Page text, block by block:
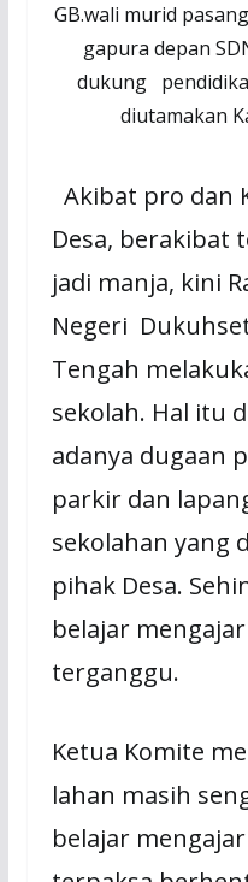
GB.wali murid
gapura depan
dukung
diutamakan
Akibat pro dan
Desa, berakibat
jadi manja, kini
Negeri
Tengah
sekolah. Hal itu
adanya dugaan
parkir dan
sekolahan yang
pihak Desa.
belajar
terganggu.
Ketua Komite
lahan masih
belajar